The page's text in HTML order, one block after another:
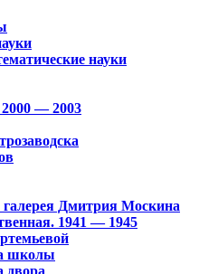
науки
— 2003
галерея Дмитрия Москина
1941 — 1945
школы